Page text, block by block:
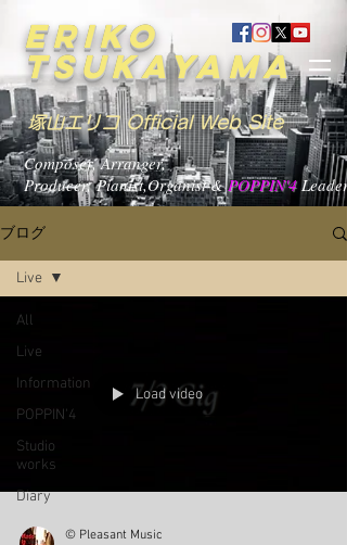
ERIKO
TSUKAYAMA
塚山エリコ Official Web Site
Composer, Arranger,
Producer, Pianist,Organist &POPPIN'4Leader
ブログ
All
Live
Information
POPPIN'4
Studio
works
Diary
Live
Load video
© Pleasant Music